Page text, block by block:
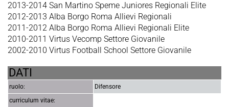
2013-2014 San Martino Speme Juniores Regionali Elite
2012-2013 Alba Borgo Roma Allievi Regionali
2011-2012 Alba Borgo Roma Allievi Regionali Elite
2010-2011 Virtus Vecomp Settore Giovanile
2002-2010 Virtus Football School Settore Giovanile
DATI
ruolo:
Difensore
curriculum vitae: